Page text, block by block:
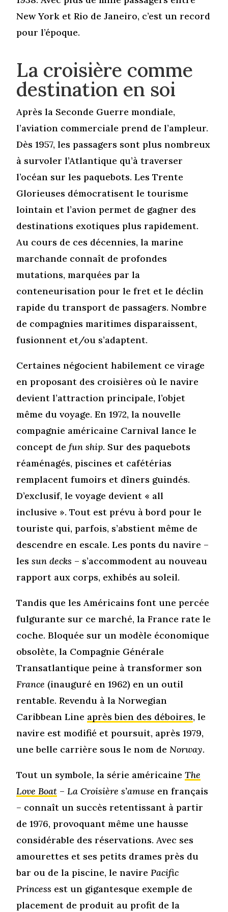
New York et Rio de Janeiro, c’est un record
pour l’époque.
La croisière comme
destination en soi
Après la Seconde Guerre mondiale,
l’aviation commerciale prend de l’ampleur.
Dès 1957, les passagers sont plus nombreux
à survoler l’Atlantique qu’à traverser
l’océan sur les paquebots. Les Trente
Glorieuses démocratisent le tourisme
lointain et l’avion permet de gagner des
destinations exotiques plus rapidement.
Au cours de ces décennies, la marine
marchande connaît de profondes
mutations, marquées par la
conteneurisation pour le fret et le déclin
rapide du transport de passagers. Nombre
de compagnies maritimes disparaissent,
fusionnent et/ou s’adaptent.
Certaines négocient habilement ce virage
en proposant des croisières où le navire
devient l’attraction principale, l’objet
même du voyage. En 1972, la nouvelle
compagnie américaine Carnival lance le
concept defun ship. Sur des paquebots
réaménagés, piscines et cafétérias
remplacent fumoirs et dîners guindés.
D’exclusif, le voyage devient « all
inclusive ». Tout est prévu à bord pour le
touriste qui, parfois, s’abstient même de
descendre en escale. Les ponts du navire –
lessun decks – s’accommodent au nouveau
rapport aux corps, exhibés au soleil.
Tandis que les Américains font une percée
fulgurante sur ce marché, la France rate le
coche. Bloquée sur un modèle économique
obsolète, la Compagnie Générale
Transatlantique peine à transformer son
France (inauguré en 1962) en un outil
rentable. Revendu à la Norwegian
Caribbean Line après bien des déboires, le
navire est modifié et poursuit, après 1979,
une belle carrière sous le nom deNorway.
Tout un symbole, la série américaineThe
Love Boat –La Croisière s’amuse en français
– connaît un succès retentissant à partir
de 1976, provoquant même une hausse
considérable des réservations. Avec ses
amourettes et ses petits drames près du
bar ou de la piscine, le navirePacific
Princess est un gigantesque exemple de
placement de produit au profit de la